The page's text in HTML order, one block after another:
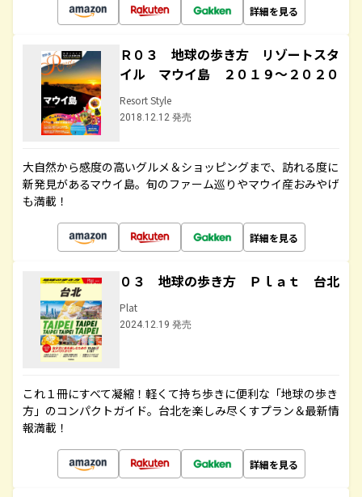
詳細を見る
Ｒ０３ 地球の歩き方 リゾートスタ
イル マウイ島 ２０１９～２０２０
Resort Style
2018.12.12 発売
大自然から感度の高いグルメ＆ショッピングまで、訪れる度に
新発見があるマウイ島。旬のファーム巡りやマウイ産おみやげ
も満載！
詳細を見る
０３ 地球の歩き方 Ｐｌａｔ 台北
Plat
2024.12.19 発売
これ１冊にすべて凝縮！軽くて持ち歩きに便利な「地球の歩き
方」のコンパクトガイド。台北を楽しみ尽くすプラン＆最新情
報満載！
詳細を見る